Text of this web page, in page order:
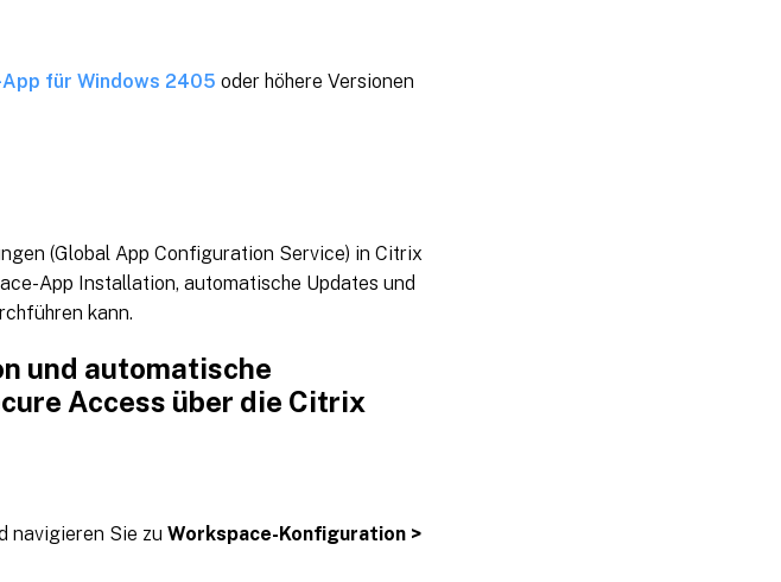
für Windows 2405 oder höhere Versionen
(Global App Configuration Service) in Citrix
App Installation, automatische Updates und
kann.
und automatische
Access über die Citrix
navigieren Sie zu Workspace-Konfiguration >